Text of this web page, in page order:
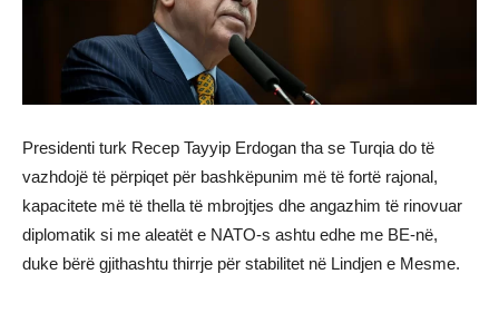
Presidenti turk Recep Tayyip Erdogan tha se Turqia do të
vazhdojë të përpiqet për bashkëpunim më të fortë rajonal,
kapacitete më të thella të mbrojtjes dhe angazhim të rinovuar
diplomatik si me aleatët e NATO-s ashtu edhe me BE-në,
duke bërë gjithashtu thirrje për stabilitet në Lindjen e Mesme.